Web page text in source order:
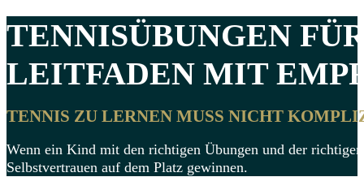
TENNISÜBUNGEN
LEITFADEN MIT
TENNIS ZU LERNEN MUSS NICHT
Wenn ein Kind mit den richtigen Übungen und der
Selbstvertrauen auf dem Platz gewinnen.